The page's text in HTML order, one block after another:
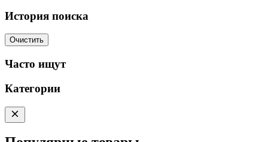
История поиска
Очистить
Часто ищут
Категории